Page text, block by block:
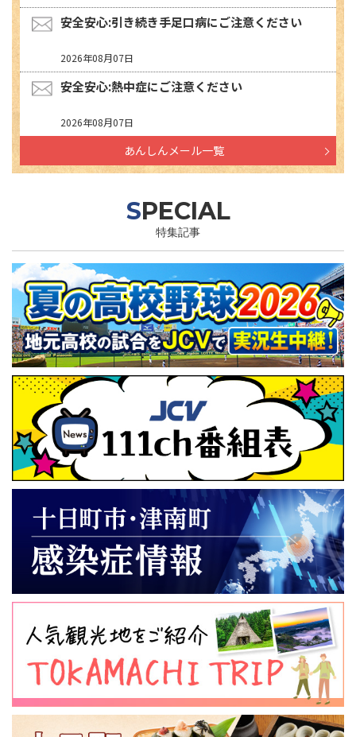
安全安心:引き続き手足口病にご注意ください
2026年08月07日
安全安心:熱中症にご注意ください
2026年08月07日
あんしんメール一覧
SPECIAL
特集記事